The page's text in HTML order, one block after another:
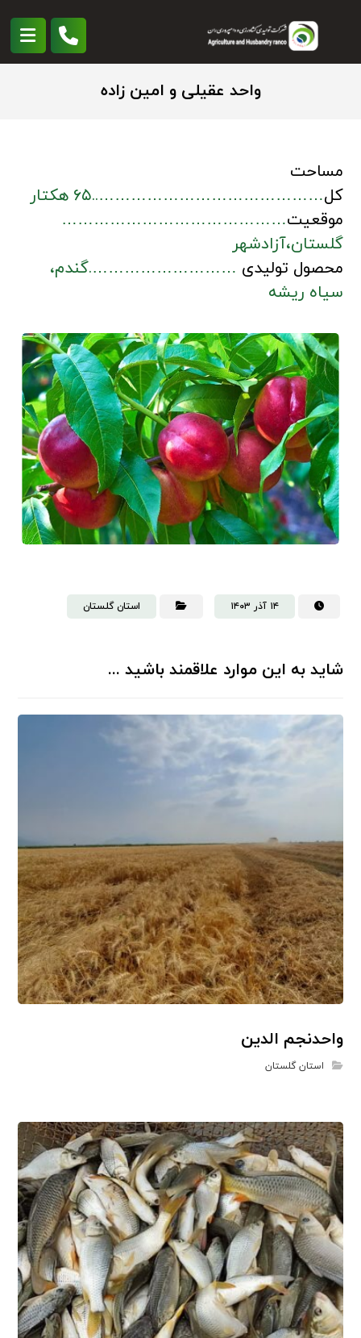
واحد عقیلی و امین زاده
مساحت
کل……………………………………..۶۵ هکتار
موقعیت……………………………………
گلستان،آزادشهر
محصول تولیدی ……………………….گندم،
سیاه ریشه
۱۴ آذر ۱۴۰۳ استان گلستان
شاید به این موارد علاقمند باشید ...
واحدنجم الدین
استان گلستان